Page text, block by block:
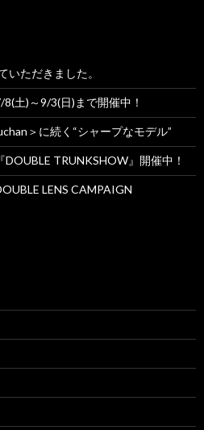
いただきました。
土)～9/3(日)まで開催中！
＞に続く“シャープなモデル”
DOUBLE TRUNKSHOW』開催中！
LENS CAMPAIGN